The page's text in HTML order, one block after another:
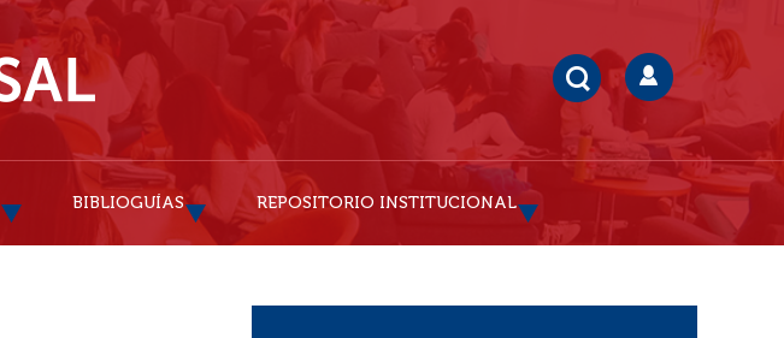
BIBLIOGUÍAS REPOSITORIO INSTITUCIONAL